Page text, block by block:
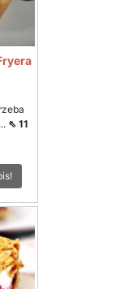
⇖ 11